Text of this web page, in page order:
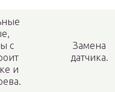
с
и
Замена
датчика.